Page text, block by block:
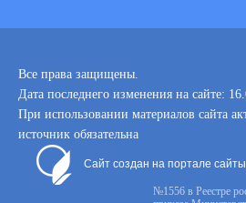
Все права защищены.
Дата последнего изменения на сайте:
При использовании материалов сайта
источник обязательна
Сайт создан на портале
№1556 в Реестре